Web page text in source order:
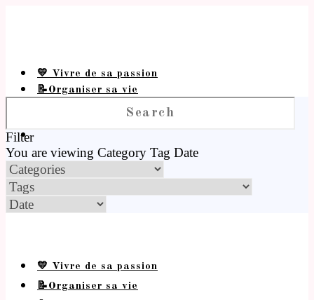
💛 Vivre de sa passion
📝Organiser sa vie
Filter
You are viewing Category Tag Date
💛 Vivre de sa passion
📝Organiser sa vie